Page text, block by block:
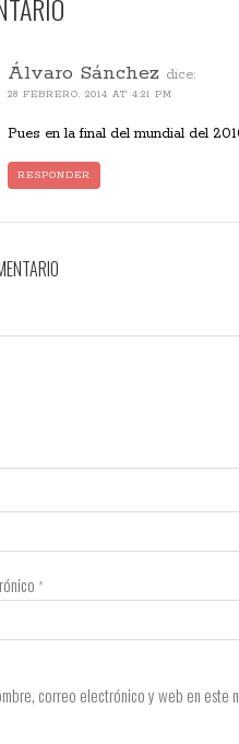
Álvaro Sánchez dice:
28 FEBRERO, 2014 AT 4:21 PM
Pues en la final del mundial del
RESPONDER
*
correo electrónico y web en